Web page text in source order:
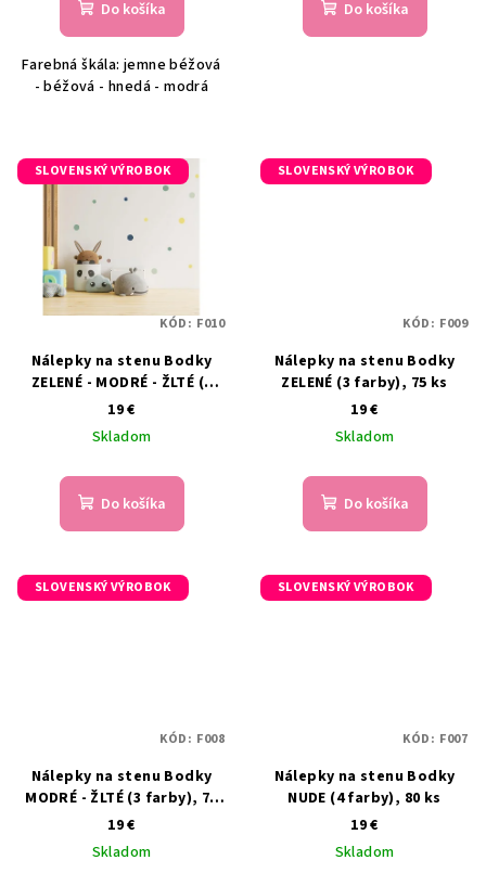
v
Do košíka
Farebná škála: jemne béžová
- béžová - hnedá - modrá
Do košíka
SLOVENSKÝ VÝROBOK
Nálepky na stenu Bodky
ZELENÉ - MODRÉ - ŽLTÉ (4
farby), 80 ks
19 €
Skladom
Do košíka
KÓD: F010
SLOVENSKÝ VÝROBOK
Nálepky na stenu Bodky
ZELENÉ (3 farby), 75 ks
19 €
Skladom
Do košíka
KÓD: F009
SLOVENSKÝ VÝROBOK
Nálepky na stenu Bodky
MODRÉ - ŽLTÉ (3 farby), 75
ks
19 €
Skladom
KÓD: F008
SLOVENSKÝ VÝROBOK
Nálepky na stenu Bodky
NUDE (4 farby), 80 ks
19 €
Skladom
KÓD: F007